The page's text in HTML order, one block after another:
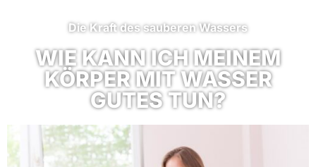
Die Kraft des sauberen Wassers
WIE KANN ICH MEINEM
KÖRPER MIT WASSER
GUTES TUN?